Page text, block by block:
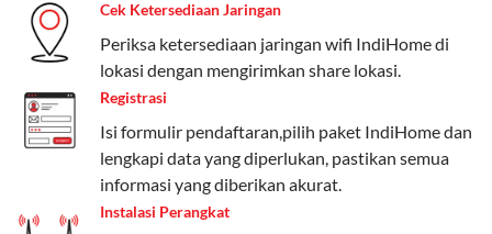
Kelebihan:
Cocok untuk pengguna yang membutuhkan
koneksi internet cepat dan stabil dengan fleksibilitas
kuota. Pilihan harga bervariasi sesuai kebutuhan.
Telkomsel One menyediakan pilihan paket yang
beragam, mulai dari paket hemat hingga premium.
Pengguna bisa memilih sesuai kebutuhan, baik untuk
internet, komunikasi, atau hiburan.
Cek Ketersediaan Jaringan
Periksa ketersediaan jaringan wifi IndiHome di
lokasi dengan mengirimkan share lokasi.
Registrasi
Isi formulir pendaftaran,pilih paket IndiHome dan
lengkapi data yang diperlukan, pastikan semua
informasi yang diberikan akurat.
Instalasi Perangkat